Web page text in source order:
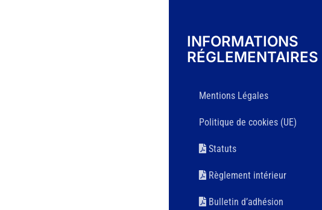
INFORMATIONS
RÉGLEMENTAIRES
Mentions Légales
Politique de cookies (UE)
Statuts
Règlement intérieur
Bulletin d’adhésion